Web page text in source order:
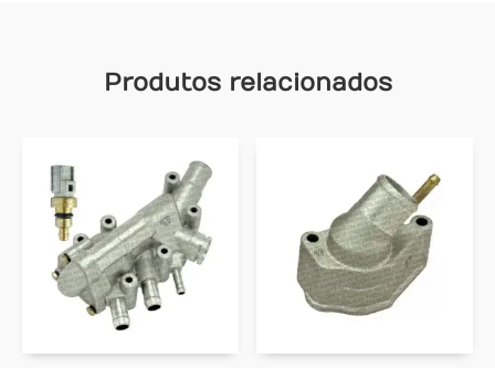
Produtos relacionados